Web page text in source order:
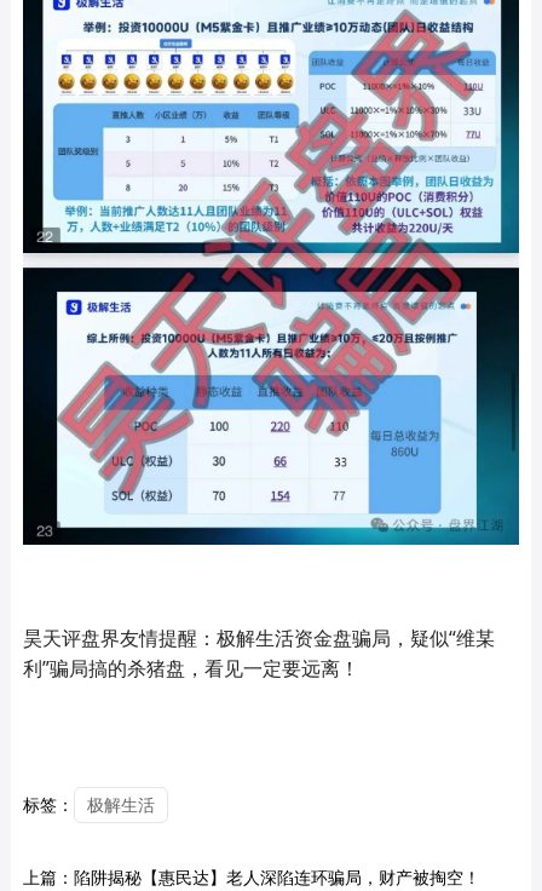
昊天评盘界友情提醒：极解生活资金盘骗局，疑似“维某
利”骗局搞的杀猪盘，看见一定要远离！
标签： 极解生活
上篇： 陷阱揭秘【惠民达】老人深陷连环骗局，财产被掏空！